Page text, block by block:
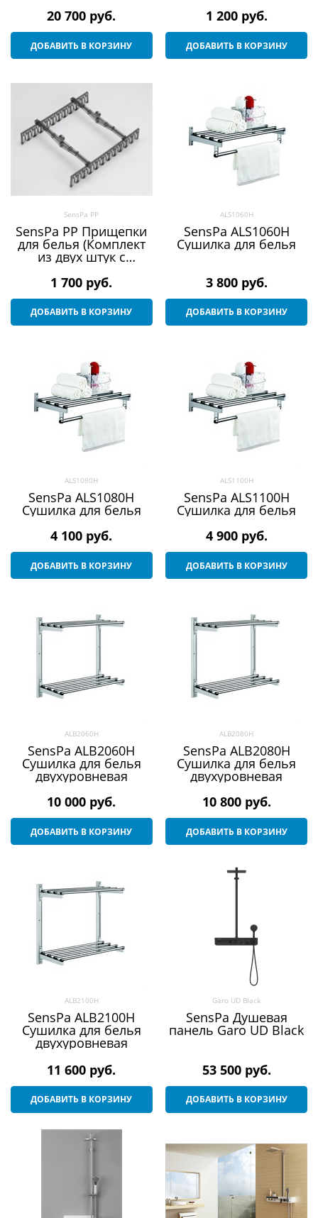
полочки)
20 700 руб.
ДОБАВИТЬ В КОРЗИНУ
1 200 руб.
ДОБАВИТЬ В КОРЗИНУ
SensPa PP
SensPa PP Прищепки
для белья (Комплект
из двух штук с
1 700 руб.
ДОБАВИТЬ В КОРЗИНУ
ALS1060H
SensPa ALS1060H
Сушилка для белья
3 800 руб.
ДОБАВИТЬ В КОРЗИНУ
ALS1080H
SensPa ALS1080H
Сушилка для белья
4 100 руб.
ДОБАВИТЬ В КОРЗИНУ
ALS1100H
SensPa ALS1100H
Сушилка для белья
4 900 руб.
ДОБАВИТЬ В КОРЗИНУ
ALB2060H
SensPa ALB2060H
Сушилка для белья
двухуровневая
10 000 руб.
ДОБАВИТЬ В КОРЗИНУ
ALB2080H
SensPa ALB2080H
Сушилка для белья
двухуровневая
10 800 руб.
ДОБАВИТЬ В КОРЗИНУ
ALB2100H
SensPa ALB2100H
Сушилка для белья
двухуровневая
11 600 руб.
ДОБАВИТЬ В КОРЗИНУ
Garo UD Black
SensPa Душевая
панель Garo UD Black
53 500 руб.
ДОБАВИТЬ В КОРЗИНУ